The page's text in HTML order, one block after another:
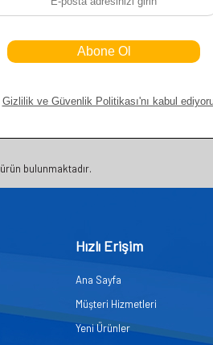
SUPERMUTE 2'LI MUZ SILECEK
TAKIMI 2004-2007 SUV
305,00TL
ürün bulunmaktadır.
Hızlı Erişim
Ana Sayfa
Müşteri Hizmetleri
Yeni Ürünler